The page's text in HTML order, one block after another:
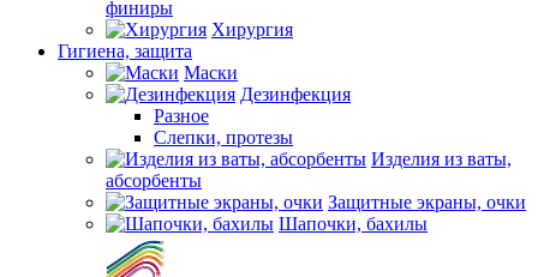
финиры
Хирургия
Гигиена, защита
Маски
Дезинфекция
Разное
Слепки, протезы
Изделия из ваты,
абсорбенты
Защитные экраны, очки
Шапочки, бахилы